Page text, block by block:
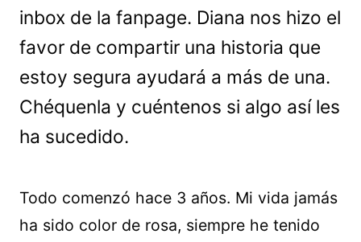
inbox de la fanpage. Diana nos hizo el
favor de compartir una historia que
estoy segura ayudará a más de una.
Chéquenla y cuéntenos si algo así les
ha sucedido.
Todo comenzó hace 3 años. Mi vida jamás
ha sido color de rosa, siempre he tenido